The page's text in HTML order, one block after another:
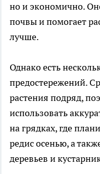
но и экономично.
почвы и помогает
лучше.
Однако есть
предостережений.
растения подряд,
использовать
на грядках, где
редис осенью, а
деревьев и